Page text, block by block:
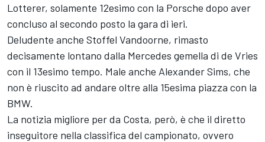
Lotterer, solamente 12esimo con la Porsche dopo aver
concluso al secondo posto la gara di ieri.
Deludente anche Stoffel Vandoorne, rimasto
decisamente lontano dalla Mercedes gemella di de Vries
con il 13esimo tempo. Male anche Alexander Sims, che
non è riuscito ad andare oltre alla 15esima piazza con la
BMW.
La notizia migliore per da Costa, però, è che il diretto
inseguitore nella classifica del campionato, ovvero